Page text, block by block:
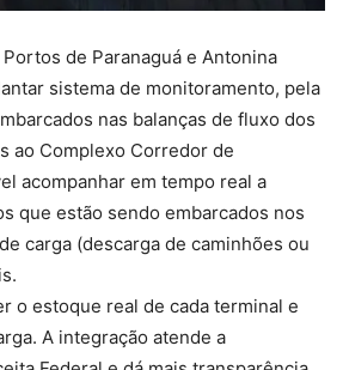
de Paranaguá e Antonina
sistema de monitoramento, pela
nas balanças de fluxo dos
ao Complexo Corredor de
acompanhar em tempo real a
que estão sendo embarcados nos
carga (descarga de caminhões ou
o estoque real de cada terminal e
A integração atende a